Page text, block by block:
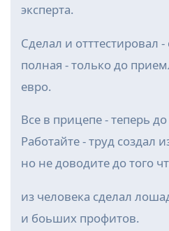
эксперта.
Сделал и отттестировал
полная - только до
евро.
Все в прицепе - теперь
Работайте - труд создал
но не доводите до того
из человека сделал
и боьших профитов.